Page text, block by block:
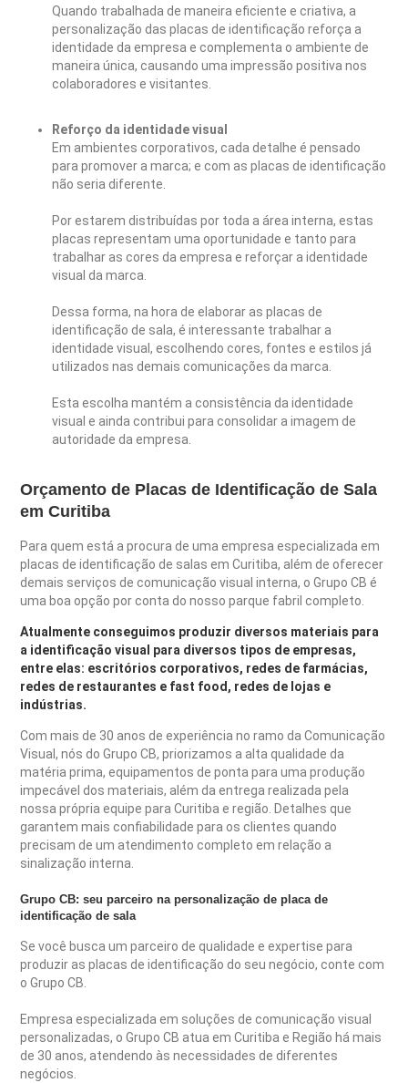
Quando trabalhada de maneira eficiente e criativa, a
personalização das placas de identificação reforça a
identidade da empresa e complementa o ambiente de
maneira única, causando uma impressão positiva nos
colaboradores e visitantes.
Reforço da identidade visual
Em ambientes corporativos, cada detalhe é pensado
para promover a marca; e com as placas de identificação
não seria diferente.
Por estarem distribuídas por toda a área interna, estas
placas representam uma oportunidade e tanto para
trabalhar as cores da empresa e reforçar a identidade
visual da marca.
Dessa forma, na hora de elaborar as placas de
identificação de sala, é interessante trabalhar a
identidade visual, escolhendo cores, fontes e estilos já
utilizados nas demais comunicações da marca.
Esta escolha mantém a consistência da identidade
visual e ainda contribui para consolidar a imagem de
autoridade da empresa.
Orçamento de Placas de Identificação de Sala
em Curitiba
Para quem está a procura de uma empresa especializada em
placas de identificação de salas em Curitiba, além de oferecer
demais serviços de comunicação visual interna, o Grupo CB é
uma boa opção por conta do nosso parque fabril completo.
Atualmente conseguimos produzir diversos materiais para
a identificação visual para diversos tipos de empresas,
entre elas: escritórios corporativos, redes de farmácias,
redes de restaurantes e fast food, redes de lojas e
indústrias.
Com mais de 30 anos de experiência no ramo da Comunicação
Visual, nós do Grupo CB, priorizamos a alta qualidade da
matéria prima, equipamentos de ponta para uma produção
impecável dos materiais, além da entrega realizada pela
nossa própria equipe para Curitiba e região. Detalhes que
garantem mais confiabilidade para os clientes quando
precisam de um atendimento completo em relação a
sinalização interna.
Grupo CB: seu parceiro na personalização de placa de
identificação de sala
Se você busca um parceiro de qualidade e expertise para
produzir as placas de identificação do seu negócio, conte com
o Grupo CB.
Empresa especializada em soluções de comunicação visual
personalizadas, o Grupo CB atua em Curitiba e Região há mais
de 30 anos, atendendo às necessidades de diferentes
negócios.